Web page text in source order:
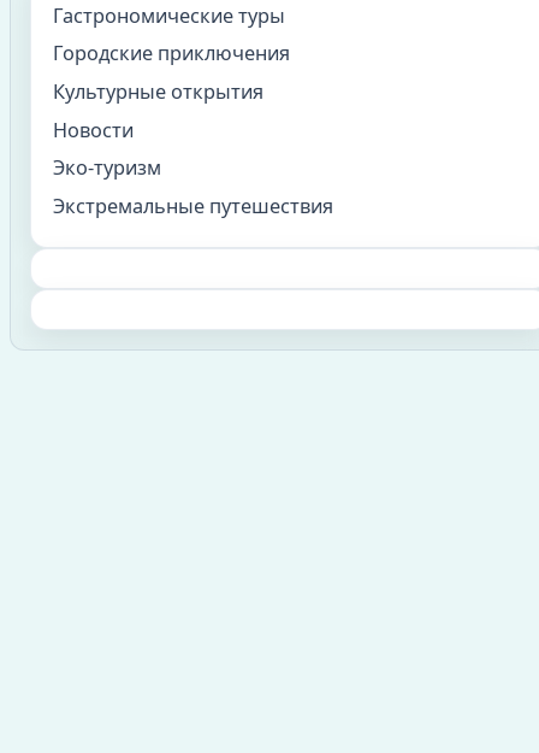
Гастрономические туры
Городские приключения
Культурные открытия
Новости
Эко-туризм
Экстремальные путешествия